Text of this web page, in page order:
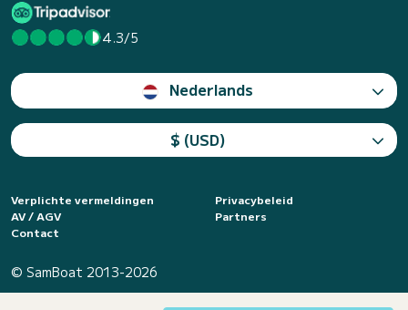
4.3/5
Nederlands
$ (USD)
Verplichte vermeldingen
Privacybeleid
AV / AGV
Partners
Contact
© SamBoat 2013-2026